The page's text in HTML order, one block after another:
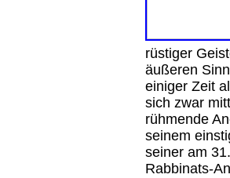
rüstiger
äußeren
einiger Zeit
sich zwar
rühmende
seinem
seiner am
Rabbinats-